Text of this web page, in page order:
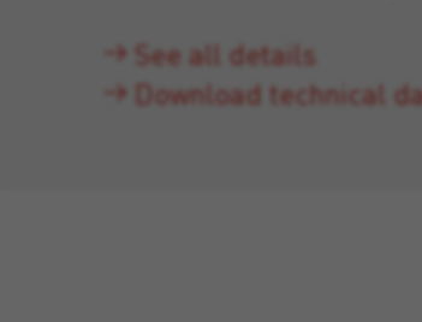
See all details
Download technical